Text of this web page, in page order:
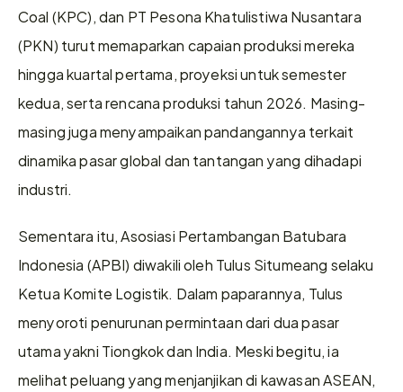
Coal (KPC), dan PT Pesona Khatulistiwa Nusantara
(PKN) turut memaparkan capaian produksi mereka
hingga kuartal pertama, proyeksi untuk semester
kedua, serta rencana produksi tahun 2026. Masing-
masing juga menyampaikan pandangannya terkait
dinamika pasar global dan tantangan yang dihadapi
industri.
Sementara itu, Asosiasi Pertambangan Batubara
Indonesia (APBI) diwakili oleh Tulus Situmeang selaku
Ketua Komite Logistik. Dalam paparannya, Tulus
menyoroti penurunan permintaan dari dua pasar
utama yakni Tiongkok dan India. Meski begitu, ia
melihat peluang yang menjanjikan di kawasan ASEAN,